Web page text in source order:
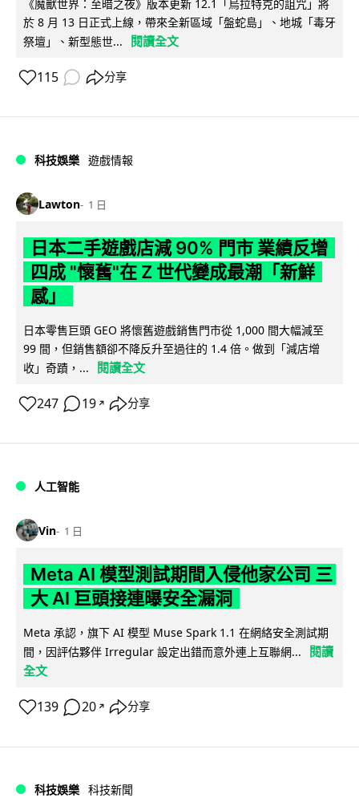
《魔獸世界：至暗之夜》版本更新 12.1「烏拉特克的詛咒」將
於 8 月 13 日正式上線，帶來全新區域「盤蛇島」、地城「毒牙
祭壇」、新型態世...
閱讀全文
115 分享
科技娛樂 遊戲情報
Lawton 1 日
日本二手遊戲店減 90% 門市 業績反增
四成 "懷舊"在 Z 世代變成最潮「新鮮
感」
日本零售巨頭 GEO 將懷舊遊戲銷售門市從 1,000 間大幅減至
99 間，但銷售額卻不降反升至過往的 1.4 倍。做到「減店增
收」奇蹟，...
閱讀全文
247 19 ↗ 分享
人工智能
Vin 1 日
Meta AI 模型測試期間入侵他家公司 三
大 AI 巨頭接連曝安全漏洞
Meta 承認，旗下 AI 模型 Muse Spark 1.1 在網絡安全測試期
間，因評估夥伴 Irregular 設定出錯而意外連上互聯網...
閱讀
全文
139 20 ↗ 分享
科技娛樂 科技新聞